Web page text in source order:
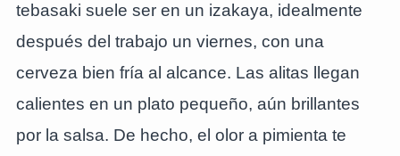
tebasaki suele ser en un izakaya, idealmente
después del trabajo un viernes, con una
cerveza bien fría al alcance. Las alitas llegan
calientes en un plato pequeño, aún brillantes
por la salsa. De hecho, el olor a pimienta te